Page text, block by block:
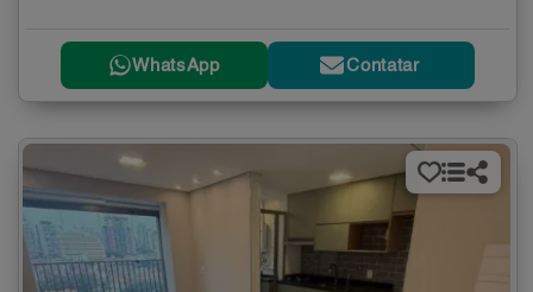
WhatsApp Contatar